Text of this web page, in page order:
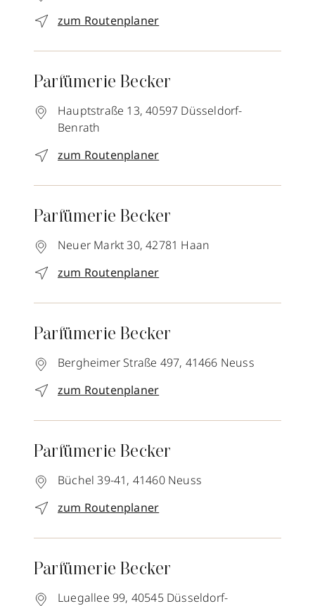
zum Routenplaner
Parfümerie Becker
Hauptstraße 13, 40597 Düsseldorf-
Benrath
zum Routenplaner
Parfümerie Becker
Neuer Markt 30, 42781 Haan
zum Routenplaner
Parfümerie Becker
Bergheimer Straße 497, 41466 Neuss
zum Routenplaner
Parfümerie Becker
Büchel 39-41, 41460 Neuss
zum Routenplaner
Parfümerie Becker
Luegallee 99, 40545 Düsseldorf-